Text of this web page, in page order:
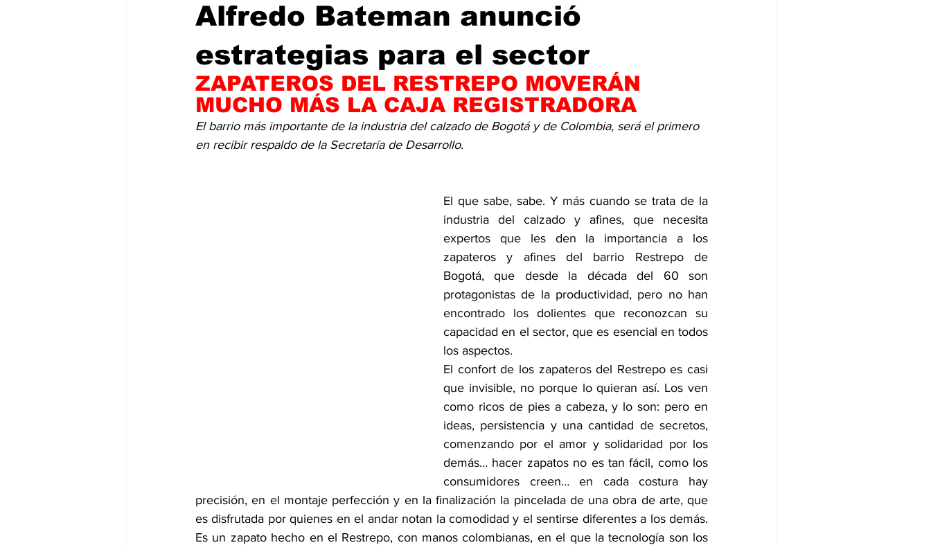
Alfredo Bateman anunció
estrategias para el sector
ZAPATEROS DEL RESTREPO MOVERÁN
MUCHO MÁS LA CAJA REGISTRADORA
El barrio más importante de la industria del calzado de Bogotá y de Colombia, será el primero
en recibir respaldo de la Secretaría de Desarrollo.
El que sabe, sabe. Y más cuando se trata de la
industria del calzado y afines, que necesita
expertos que les den la importancia a los
zapateros y afines del barrio Restrepo de
Bogotá, que desde la década del 60 son
protagonistas de la productividad, pero no han
encontrado los dolientes que reconozcan su
capacidad en el sector, que es esencial en todos
los aspectos.
El confort de los zapateros del Restrepo es casi
que invisible, no porque lo quieran así. Los ven
como ricos de pies a cabeza, y lo son: pero en
ideas, persistencia y una cantidad de secretos,
comenzando por el amor y solidaridad por los
demás… hacer zapatos no es tan fácil, como los
consumidores creen… en cada costura hay
precisión, en el montaje perfección y en la finalización la pincelada de una obra de arte, que
es disfrutada por quienes en el andar notan la comodidad y el sentirse diferentes a los demás.
Es un zapato hecho en el Restrepo, con manos colombianas, en el que la tecnología son los